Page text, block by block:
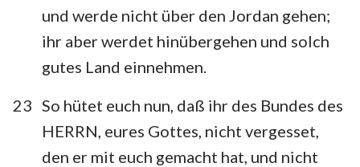
und werde nicht über den Jordan gehen;
ihr aber werdet hinübergehen und solch
gutes Land einnehmen.
23 So hütet euch nun, daß ihr des Bundes des
HERRN, eures Gottes, nicht vergesset,
den er mit euch gemacht hat, und nicht